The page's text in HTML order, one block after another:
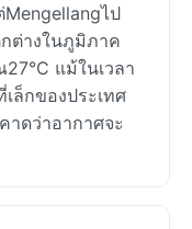
ไป
ต่างในภูมิภาค
แม้ในเวลา
ล็กของประเทศ
าดว่าอากาศจะ